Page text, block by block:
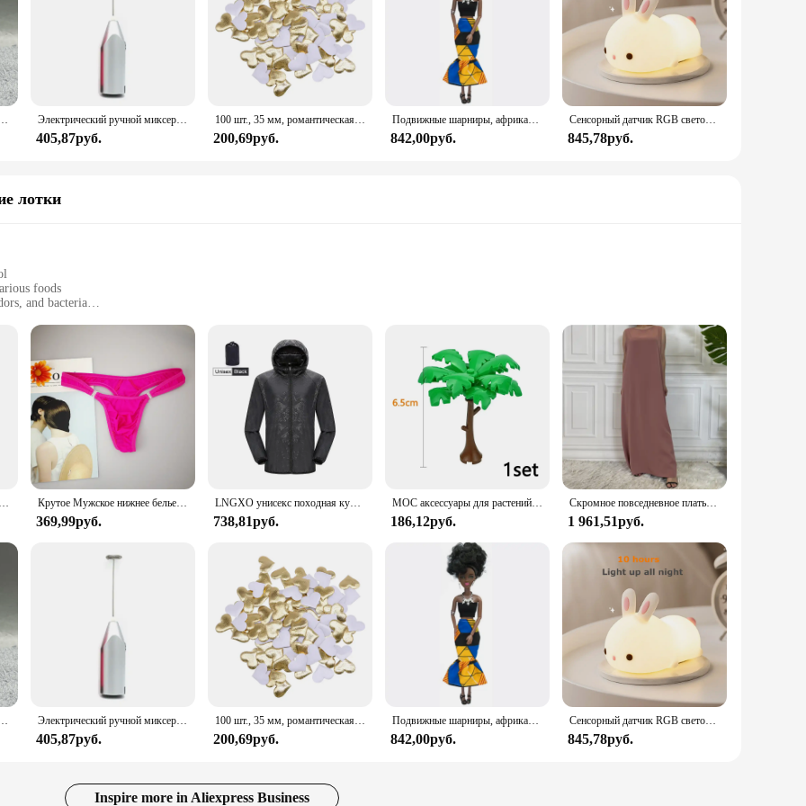
выбрать обувь, каблук, сапоги, игрушки для девочек «сделай сам» Электрический ручной миксер из нержавеющей стали, Легкий Блендер для выпечки и приготовления пищи
405,87руб.
100 шт., 35 мм, романтическая губка, атласная ткань, лепестки в форме сердца, свадебные конфетти, настольная кровать, лепестки в форме сердца, свадебное украшение на день Святого Валентина
200,69руб.
Подвижные шарниры, африканская черная кукла для американских кукол, аксессуары, тело Nudy с одеждой для Барби, игрушка для девочки, ролевая детская игрушка, подарок
842,00руб.
Сенсорный датчик RGB светодиодный ночник с кроликом, 16 цветов, USB перезаряжаемая силиконовая лампа в виде кролика для детей, детские игрушки, подарок на фестиваль
845,78руб.
лотки
foods
and bacteria
while cutting
designed to provide a safe and efficient cutting surface. Crafted from high-density polyethylene (HDPE), this cutting board is known for
Its non-porous surface ensures that food residue does not penetrate, making it a hygienic choice for food preparation. The
on your hands and wrists during prolonged use.
Cutting Board adapts to your cooking needs. Available in a variety of sizes, from compact boards for small tasks to larger ones for
kitchen space and usage. The juice groove on the side of the board is a thoughtful addition, collecting liquids while cutting, ensuring your
extends to various food types, from meats to vegetables, making it a valuable addition to any kitchen.
a stylish addition to your kitchen. Its sleek design and vibrant colors make it an attractive centerpiece, while its ease of maintenance
product, it's an excellent choice for vendors and suppliers looking to offer high-quality kitchenware to their customers. Whether
tools, the Farberware Cutting Board is a smart investment that combines durability, functionality, and style.
4 в 1, разделочная доска для размораживания с точилкой для терки, двусторонняя разделочная доска, поднос для еды, инструменты для мяса Крутое Мужское нижнее белье с пуговицами, сексуальное эротическое нижнее белье для мужчин, стринги для геев, Размеры M L XL
369,99руб.
LNGXO унисекс походная куртка для мужчин и женщин водонепроницаемая быстросохнущая ветровка для кемпинга треккинговая рыбалка дождевик уличная анти-УФ-одежда
738,81руб.
MOC аксессуары для растений, кирпичи 3471 2435 6064 3778, городской дом, деревья, сосна, колючая кущ, зеленая трава, военные строительные кирпичи, игрушки
186,12руб.
Скромное повседневное платье Abaya Femme, универсальное внутреннее платье без рукавов, мусульманское платье для женщин, халат макси, кафтан, марокканская исламская одежда
1 961,51руб.
выбрать обувь, каблук, сапоги, игрушки для девочек «сделай сам» Электрический ручной миксер из нержавеющей стали, Легкий Блендер для выпечки и приготовления пищи
405,87руб.
100 шт., 35 мм, романтическая губка, атласная ткань, лепестки в форме сердца, свадебные конфетти, настольная кровать, лепестки в форме сердца, свадебное украшение на день Святого Валентина
200,69руб.
Подвижные шарниры, африканская черная кукла для американских кукол, аксессуары, тело Nudy с одеждой для Барби, игрушка для девочки, ролевая детская игрушка, подарок
842,00руб.
Сенсорный датчик RGB светодиодный ночник с кроликом, 16 цветов, USB перезаряжаемая силиконовая лампа в виде кролика для детей, детские игрушки, подарок на фестиваль
845,78руб.
Inspire more in Aliexpress Business